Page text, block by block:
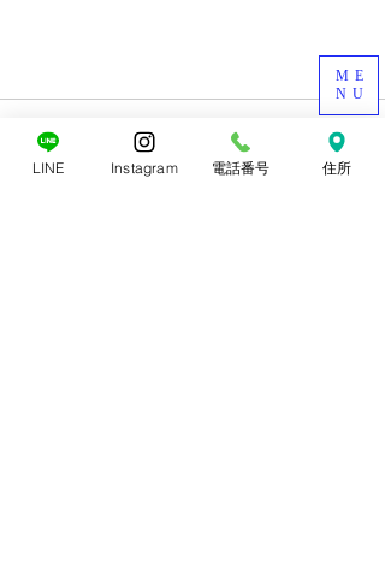
ME
NU
LINE Instagram 電話番号 住所